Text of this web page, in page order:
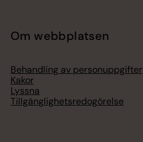
Om webbplatsen
Behandling av personuppgifter
Kakor
Lyssna
Tillgänglighetsredogörelse